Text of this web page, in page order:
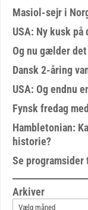
Masiol-sejr i
USA: Ny kusk på
Og nu gælder
Dansk 2-åring
USA: Og endnu
Fynsk fredag
Hambletonian:
historie?
Se
Arkiver